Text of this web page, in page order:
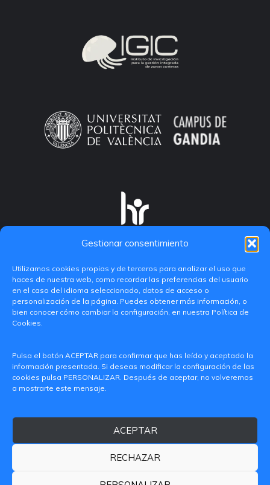
Gestionar consentimiento
Utilizamos cookies propias y de terceros para analizar el uso que
haces de nuestra web, como recordar las preferencias del usuario
en el caso del idioma seleccionado, datos de acceso o
personalización de la página. Puedes obtener más información, o
bien conocer cómo cambiar la configuración, en nuestra Política de
Cookies.
Pulsa el botón ACEPTAR para confirmar que has leído y aceptado la
información presentada. Si deseas modificar la configuración de las
cookies pulsa PERSONALIZAR. Después de aceptar, no volveremos
a mostrarte este mensaje.
ACEPTAR
RECHAZAR
(València)
iditransferencia@epsg.upv.es
© 2026 CAMPUS DE GANDIA UNIVERSITAT POLITÈCNICA